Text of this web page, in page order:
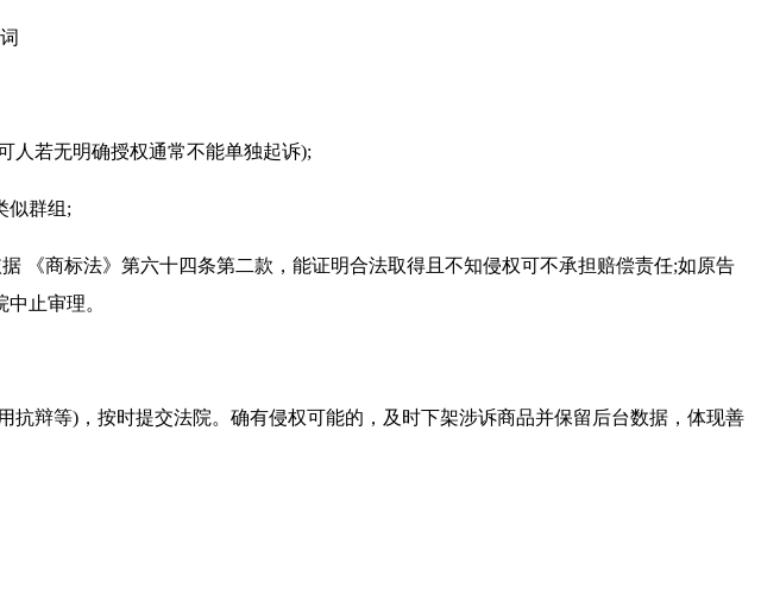
人若无明确授权通常不能单独起诉);
似群组;
《商标法》第六十四条第二款，能证明合法取得且不知侵权可不承担赔偿责任;如原告
止审理。
辩等)，按时提交法院。确有侵权可能的，及时下架涉诉商品并保留后台数据，体现善